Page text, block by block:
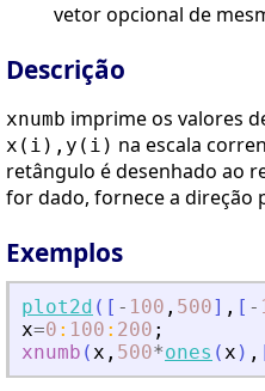
vetor opcional de
Descrição
xnumb imprime os valores
x(i),y(i) na escala
retângulo é desenhado ao
for dado, fornece a direção
Exemplos
plot2d ( [ - 100 , 500] , [ -
x=0 : 100 : 200 ;
xnumb (x , 500*ones (x ) ,